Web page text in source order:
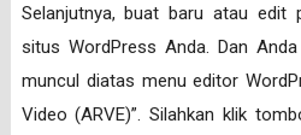
Selanjutnya, buat baru atau edit
situs WordPress Anda. Dan
muncul diatas menu editor
Video (ARVE)”. Silahkan klik